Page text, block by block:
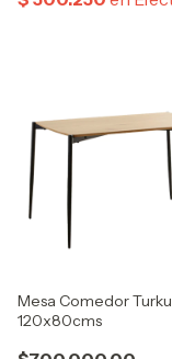
Mesa Comedor Turku
120x80cms